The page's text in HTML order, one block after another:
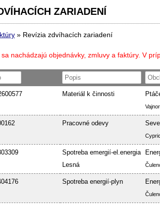
ZARIADENÍ
» Revízia zdvíhacích zariadení
nachádzajú objednávky, zmluvy a faktúry. V
Materiál k činnosti
Pracovné odevy
Spotreba emergií-el.energia
Lesná
Spotreba energií-plyn